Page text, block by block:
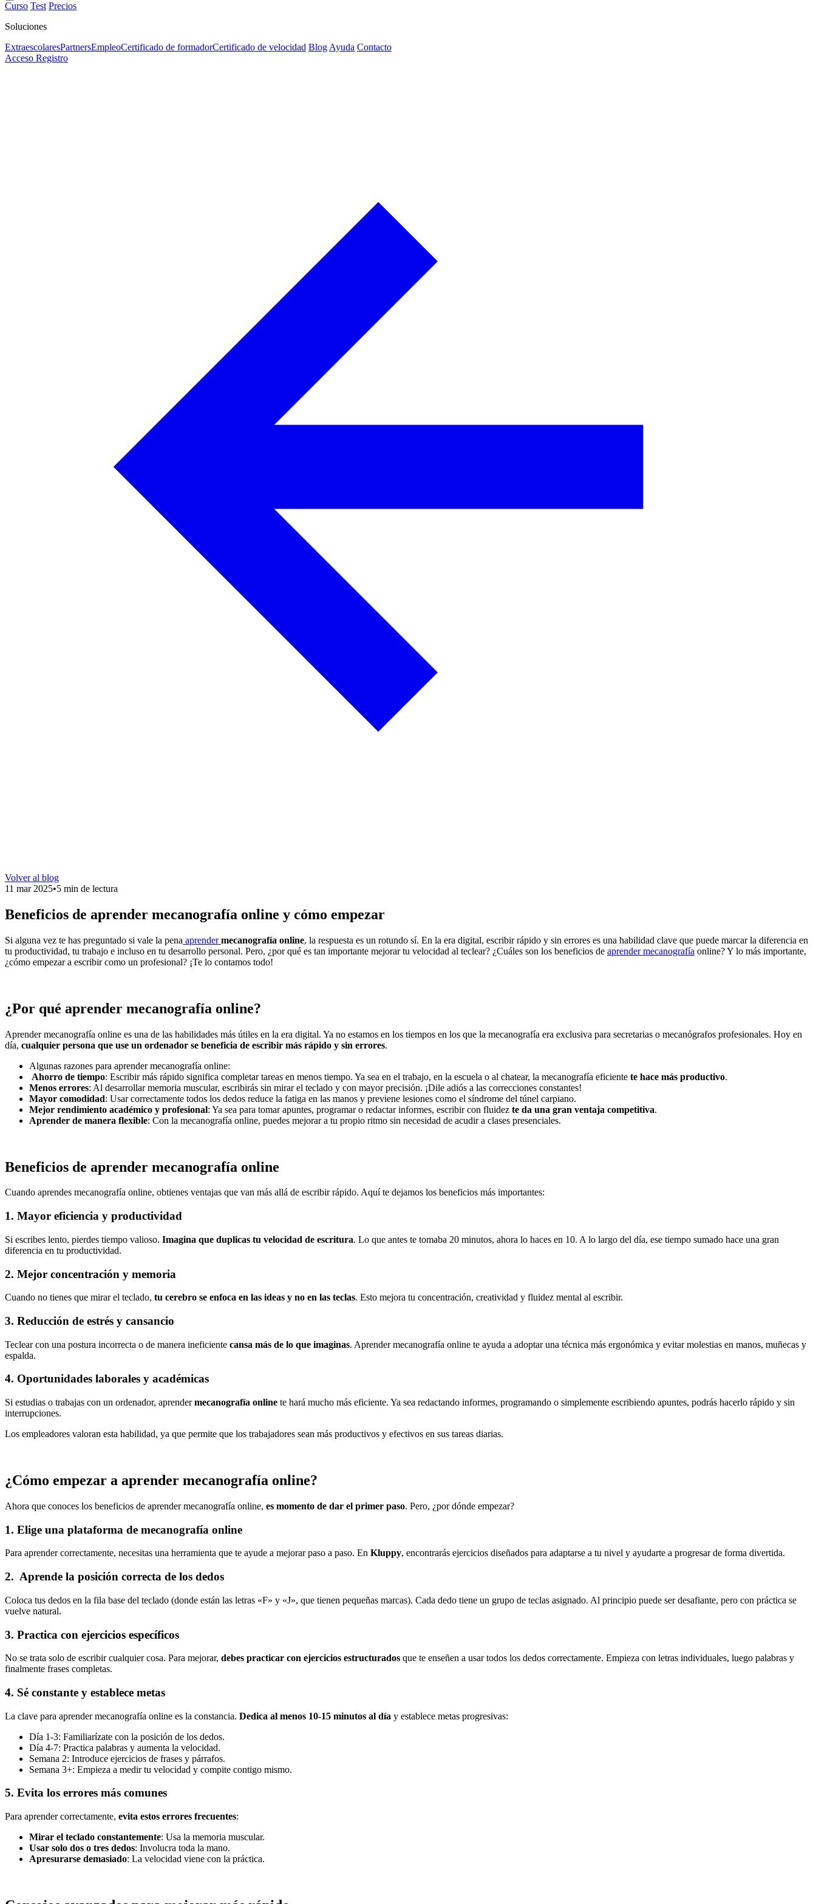
Curso Test Precios
Soluciones
ExtraescolaresPartnersEmpleoCertificado de formadorCertificado de velocidad Blog Ayuda Contacto
Acceso Registro
Volver al blog
11 mar 2025•5 min de lectura
Beneficios de aprender mecanografía online y cómo empezar
Si alguna vez te has preguntado si vale la pena aprendermecanografía online, la respuesta es un rotundo sí. En la era digital, escribir rápido y sin errores es una habilidad clave que puede marcar la diferencia en
tu productividad, tu trabajo e incluso en tu desarrollo personal. Pero, ¿por qué es tan importante mejorar tu velocidad al teclear? ¿Cuáles son los beneficios de aprender mecanografía online? Y lo más importante,
¿cómo empezar a escribir como un profesional? ¡Te lo contamos todo!
¿Por qué aprender mecanografía online?
Aprender mecanografía online es una de las habilidades más útiles en la era digital. Ya no estamos en los tiempos en los que la mecanografía era exclusiva para secretarias o mecanógrafos profesionales. Hoy en
día, cualquier persona que use un ordenador se beneficia de escribir más rápido y sin errores.
Algunas razones para aprender mecanografía online:
Ahorro de tiempo: Escribir más rápido significa completar tareas en menos tiempo. Ya sea en el trabajo, en la escuela o al chatear, la mecanografía eficiente te hace más productivo.
Menos errores: Al desarrollar memoria muscular, escribirás sin mirar el teclado y con mayor precisión. ¡Dile adiós a las correcciones constantes!
Mayor comodidad: Usar correctamente todos los dedos reduce la fatiga en las manos y previene lesiones como el síndrome del túnel carpiano.
Mejor rendimiento académico y profesional: Ya sea para tomar apuntes, programar o redactar informes, escribir con fluidez te da una gran ventaja competitiva.
Aprender de manera flexible: Con la mecanografía online, puedes mejorar a tu propio ritmo sin necesidad de acudir a clases presenciales.
Beneficios de aprender mecanografía online
Cuando aprendes mecanografía online, obtienes ventajas que van más allá de escribir rápido. Aquí te dejamos los beneficios más importantes:
1. Mayor eficiencia y productividad
Si escribes lento, pierdes tiempo valioso. Imagina que duplicas tu velocidad de escritura. Lo que antes te tomaba 20 minutos, ahora lo haces en 10. A lo largo del día, ese tiempo sumado hace una gran
diferencia en tu productividad.
2. Mejor concentración y memoria
Cuando no tienes que mirar el teclado, tu cerebro se enfoca en las ideas y no en las teclas. Esto mejora tu concentración, creatividad y fluidez mental al escribir.
3. Reducción de estrés y cansancio
Teclear con una postura incorrecta o de manera ineficiente cansa más de lo que imaginas. Aprender mecanografía online te ayuda a adoptar una técnica más ergonómica y evitar molestias en manos, muñecas y
espalda.
4. Oportunidades laborales y académicas
Si estudias o trabajas con un ordenador, aprendermecanografía online te hará mucho más eficiente. Ya sea redactando informes, programando o simplemente escribiendo apuntes, podrás hacerlo rápido y sin
interrupciones.
Los empleadores valoran esta habilidad, ya que permite que los trabajadores sean más productivos y efectivos en sus tareas diarias.
¿Cómo empezar a aprender mecanografía online?
Ahora que conoces los beneficios de aprender mecanografía online, es momento de dar el primer paso. Pero, ¿por dónde empezar?
1. Elige una plataforma de mecanografía online
Para aprender correctamente, necesitas una herramienta que te ayude a mejorar paso a paso. En Kluppy, encontrarás ejercicios diseñados para adaptarse a tu nivel y ayudarte a progresar de forma divertida.
2. Aprende la posición correcta de los dedos
Coloca tus dedos en la fila base del teclado (donde están las letras «F» y «J», que tienen pequeñas marcas). Cada dedo tiene un grupo de teclas asignado. Al principio puede ser desafiante, pero con práctica se
vuelve natural.
3. Practica con ejercicios específicos
No se trata solo de escribir cualquier cosa. Para mejorar, debes practicar con ejercicios estructurados que te enseñen a usar todos los dedos correctamente. Empieza con letras individuales, luego palabras y
finalmente frases completas.
4. Sé constante y establece metas
La clave para aprender mecanografía online es la constancia. Dedica al menos 10-15 minutos al día y establece metas progresivas:
Día 1-3: Familiarízate con la posición de los dedos.
Día 4-7: Practica palabras y aumenta la velocidad.
Semana 2: Introduce ejercicios de frases y párrafos.
Semana 3+: Empieza a medir tu velocidad y compite contigo mismo.
5. Evita los errores más comunes
Para aprender correctamente, evita estos errores frecuentes:
Mirar el teclado constantemente: Usa la memoria muscular.
Usar solo dos o tres dedos: Involucra toda la mano.
Apresurarse demasiado: La velocidad viene con la práctica.